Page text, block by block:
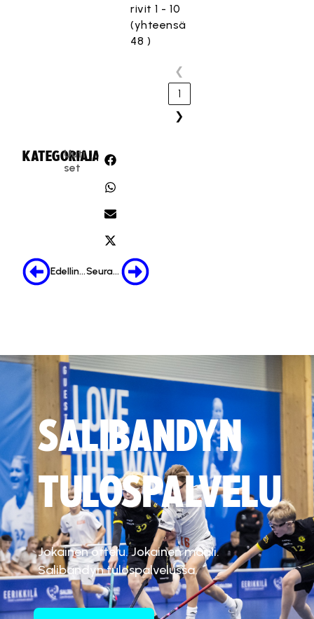
rivit 1 - 10
(yhteensä
48 )
❮
1
❯
KATEGORIA:
Uuti
set
JAA:
Edellinen Seuraava
SALIBANDYN
TULOSPALVELU
Jokainen ottelu. Jokainen maali.
Salibandyn tulospalvelussa.